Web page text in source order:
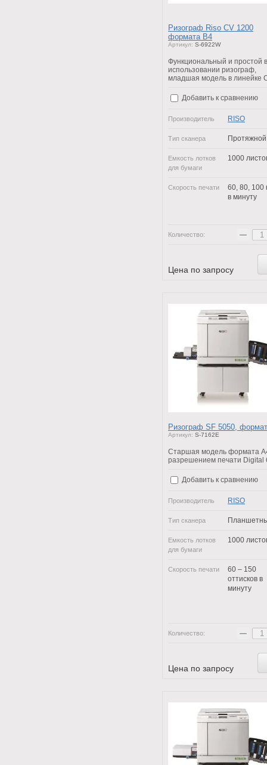
Ризограф Riso CV 1200
формата В4
Артикул: S-6922W
Функциональный и простой в
использовании ризограф,
младшая модель в линейке
Добавить к сравнению
Производитель RISO
Тип сканера Протяжной
Емкость лотков
для бумаги
1000
Скорость печати
60, 80, 100
в минуту
Количество: −
Цена по запросу
Ризограф SF 5050,
Артикул: S-7162E
Старшая модель формата
разрешением печати Digital
Добавить к сравнению
Производитель RISO
Тип сканера
Емкость лотков
для бумаги
1000
Скорость печати
60 – 150
оттисков в
минуту
Количество: −
Цена по запросу